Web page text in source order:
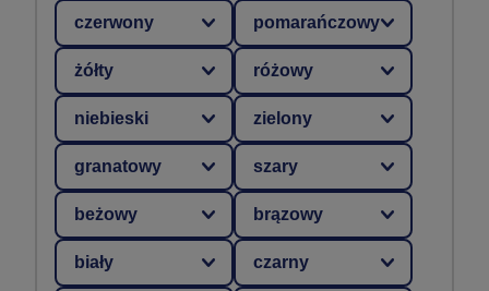
czerwony pomarańczowy
żółty różowy
niebieski zielony
granatowy szary
beżowy brązowy
biały czarny